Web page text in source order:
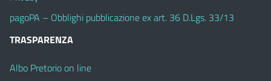
pagoPA – Obblighi pubblicazione ex art. 36 D.Lgs. 33/13
TRASPARENZA
Albo Pretorio on line